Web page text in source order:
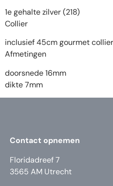
1e gehalte zilver (218)
Collier
inclusief 45cm gourmet collier
Afmetingen
doorsnede 16mm
dikte 7mm
Contact opnemen
Floridadreef 7
3565 AM Utrecht